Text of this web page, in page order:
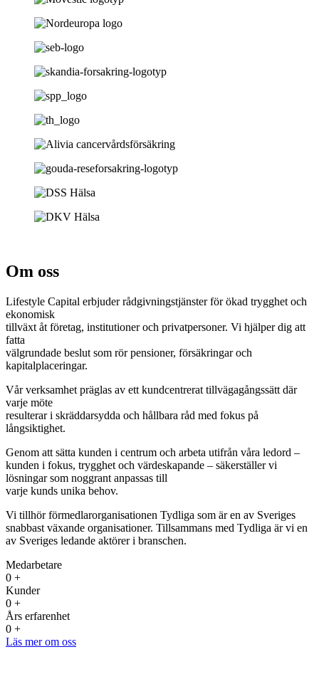
Om oss
Lifestyle Capital erbjuder rådgivningstjänster för ökad trygghet och
ekonomisk
tillväxt åt företag, institutioner och privatpersoner. Vi hjälper dig att
fatta
välgrundade beslut som rör pensioner, försäkringar och
kapitalplaceringar.
Vår verksamhet präglas av ett kundcentrerat tillvägagångssätt där
varje möte
resulterar i skräddarsydda och hållbara råd med fokus på
långsiktighet.
Genom att sätta kunden i centrum och arbeta utifrån våra ledord –
kunden i fokus, trygghet och värdeskapande – säkerställer vi
lösningar som noggrant anpassas till
varje kunds unika behov.
Vi tillhör förmedlarorganisationen Tydliga som är en av Sveriges
snabbast växande organisationer. Tillsammans med Tydliga är vi en
av Sveriges ledande aktörer i branschen.
Medarbetare
0 +
Kunder
0 +
Års erfarenhet
0 +
Läs mer om oss